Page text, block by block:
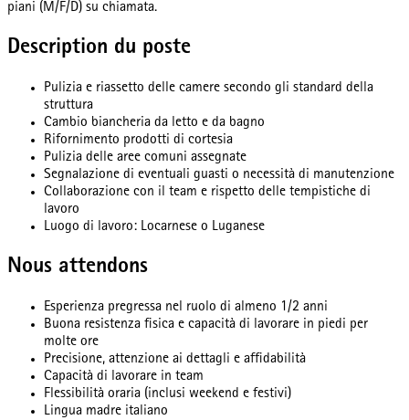
piani (M/F/D) su chiamata.
Description du poste
Pulizia e riassetto delle camere secondo gli standard della
struttura
Cambio biancheria da letto e da bagno
Rifornimento prodotti di cortesia
Pulizia delle aree comuni assegnate
Segnalazione di eventuali guasti o necessità di manutenzione
Collaborazione con il team e rispetto delle tempistiche di
lavoro
Luogo di lavoro: Locarnese o Luganese
Nous attendons
Esperienza pregressa nel ruolo di almeno 1/2 anni
Buona resistenza fisica e capacità di lavorare in piedi per
molte ore
Precisione, attenzione ai dettagli e affidabilità
Capacità di lavorare in team
Flessibilità oraria (inclusi weekend e festivi)
Lingua madre italiano